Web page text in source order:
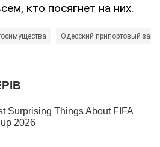
кто посягнет на них.
Одесский припортовый